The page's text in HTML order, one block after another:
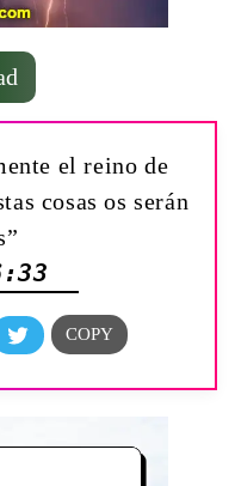
el reino de
cosas os serán